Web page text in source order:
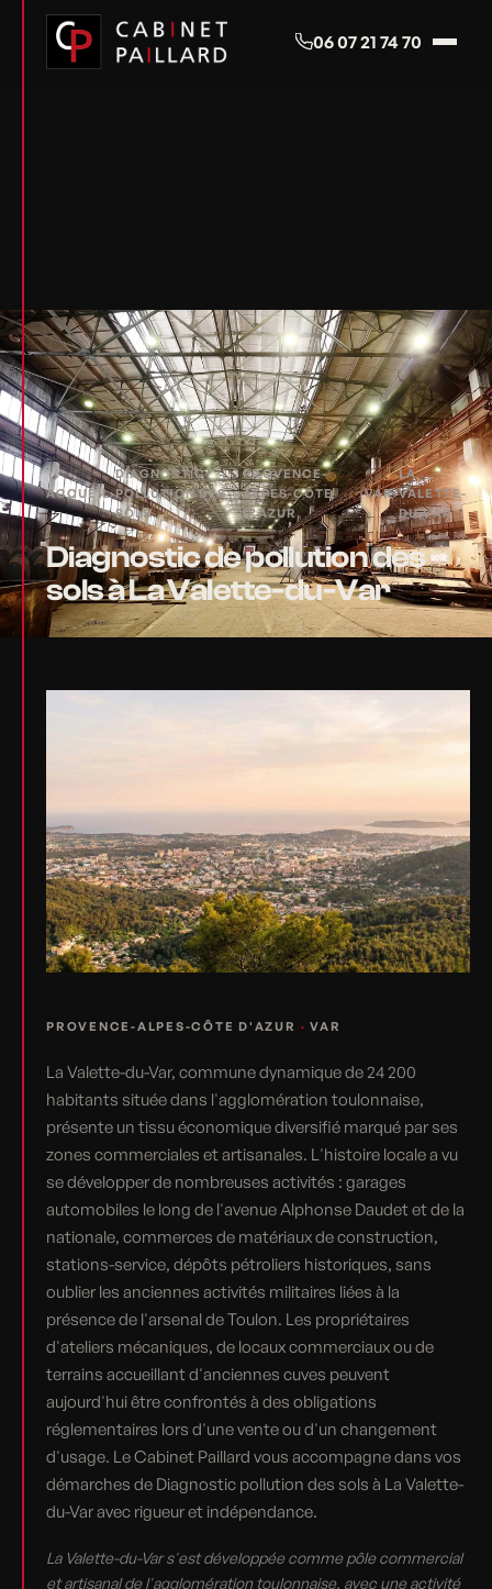
06 07 21 74 70
ACCUEIL›
DIAGNOSTIC
POLLUTION DES
SOLS
›
PROVENCE-
ALPES-CÔTE
D'AZUR
›VAR›
LA
VALETTE-
DU-VAR
Diagnostic de pollution des
sols à La Valette-du-Var
PROVENCE-ALPES-CÔTE D'AZUR ·VAR
La Valette-du-Var, commune dynamique de 24 200
habitants située dans l'agglomération toulonnaise,
présente un tissu économique diversifié marqué par ses
zones commerciales et artisanales. L'histoire locale a vu
se développer de nombreuses activités : garages
automobiles le long de l'avenue Alphonse Daudet et de la
nationale, commerces de matériaux de construction,
stations-service, dépôts pétroliers historiques, sans
oublier les anciennes activités militaires liées à la
présence de l'arsenal de Toulon. Les propriétaires
d'ateliers mécaniques, de locaux commerciaux ou de
terrains accueillant d'anciennes cuves peuvent
aujourd'hui être confrontés à des obligations
réglementaires lors d'une vente ou d'un changement
d'usage. Le Cabinet Paillard vous accompagne dans vos
démarches de Diagnostic pollution des sols à La Valette-
du-Var avec rigueur et indépendance.
La Valette-du-Var s'est développée comme pôle commercial
et artisanal de l'agglomération toulonnaise, avec une activité
Panneau de gestion des cookies